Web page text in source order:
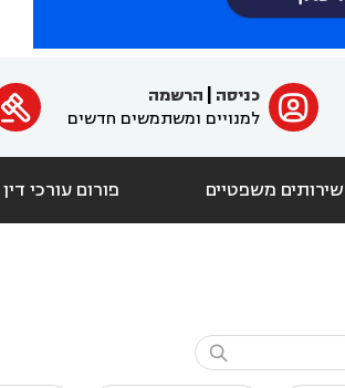
ﱐ כניסה
הרשמה
למנויים ומשתמשים חדשים

שירותים משפטיים פורום עורכי דין
